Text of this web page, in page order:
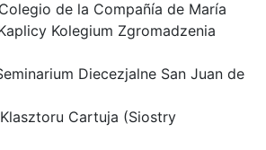
de la Compañía de María
Kolegium Zgromadzenia
Diecezjalne San Juan de
Cartuja (Siostry